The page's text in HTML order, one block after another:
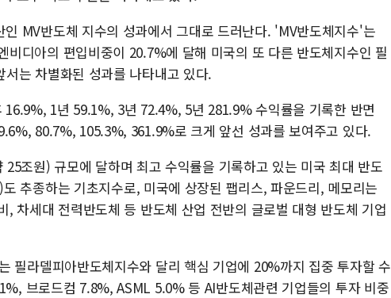
MV반도체 지수의 성과에서 그대로 드러난다. 'MV반도체지수'는
비디아의 편입비중이 20.7%에 달해 미국의 또 다른 반도체지수인 필
는 차별화된 성과를 나타내고 있다.
16.9%, 1년 59.1%, 3년 72.4%, 5년 281.9% 수익률을 기록한 반면
80.7%, 105.3%, 361.9%로 크게 앞선 성과를 보여주고 있다.
조원) 규모에 달하며 최고 수익률을 기록하고 있는 미국 최대 반도
추종하는 기초지수로, 미국에 상장된 팹리스, 파운드리, 메모리는
, 차세대 전력반도체 등 반도체 산업 전반의 글로벌 대형 반도체 기업
필라델피아반도체지수와 달리 핵심 기업에 20%까지 집중 투자할 수
브로드컴 7.8%, ASML 5.0% 등 AI반도체관련 기업들의 투자 비중